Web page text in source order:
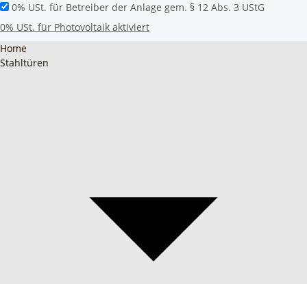
0% USt. für Betreiber der Anlage gem. § 12 Abs. 3 UStG
0% USt. für Photovoltaik aktiviert
Home
Stahltüren